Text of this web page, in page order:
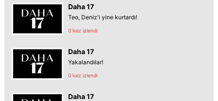
Daha 17
Teo, Deniz'i yine kurtardı!
0 kez izlendi
Daha 17
Yakalandılar!
0 kez izlendi
Daha 17